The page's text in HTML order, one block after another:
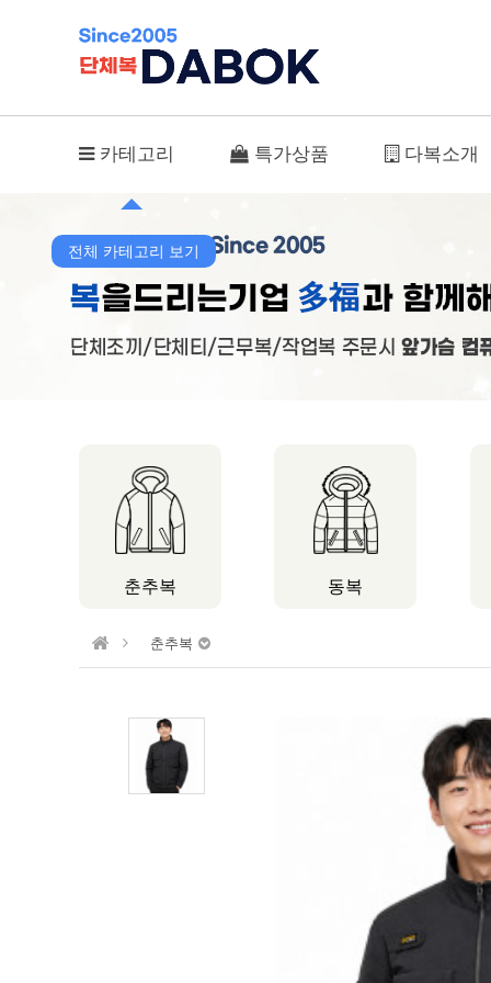
카테고리 특가상품 다복소개
전체 카테고리 보기
춘추복 동복
춘추복